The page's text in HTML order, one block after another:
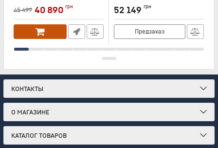
ICSE5103
45 499 40 890 грн ICSD5102
52 149 грн
Предзаказ
КОНТАКТЫ
О МАГАЗИНЕ
КАТАЛОГ ТОВАРОВ